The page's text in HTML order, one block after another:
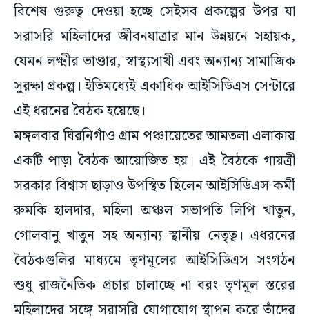
বিশেষ গুরুত্ব দেওয়া হচ্ছে সেইসব প্রকল্পের উপর যা
সরাসরি মহিলাদের জীবনযাত্রার মান উন্নয়নে সহায়ক,
যেমন লক্ষ্মীর ভাণ্ডার, স্বাস্থ্যসাথী এবং অন্যান্য সামাজিক
সুরক্ষা প্রকল্প। ইতিমধ্যেই একাধিক আইসিডিএস সেন্টারে
এই ধরনের বৈঠক হয়েছে।
মঙ্গলবার ঘিরনিগাঁও গ্রাম পঞ্চায়েতের আমতলা এলাকায়
একটি পাড়া বৈঠক আয়োজিত হয়। এই বৈঠকে গায়ত্রী
সরকার বিশ্বাস ছাড়াও উপস্থিত ছিলেন আইসিডিএস কর্মী
রুমকি হালদার, মহিলা অঞ্চল সভাপতি লিপি খাতুন,
গোলবানু খাতুন সহ অন্যান্য স্থানীয় নেতৃত্ব। এধরনের
বৈঠকগুলির মাধ্যমে তৃণমূলের আইসিডিএস সংগঠন
শুধু রাজনৈতিক প্রচার চালাচ্ছে না বরং তৃণমূল স্তরের
মহিলাদের সঙ্গে সরাসরি যোগাযোগ স্থাপন করে তাঁদের